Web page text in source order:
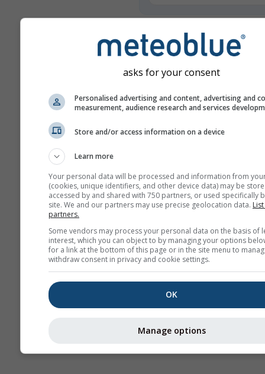
Још метеоролошких
година
asks for your consent
Personalised advertising and content, advertising and
measurement, audience research and services
Store and/or access information on a device
Learn more
Your personal data will be processed and information from
(cookies, unique identifiers, and other device data) may be
accessed by and shared with 750 partners, or used specifically
site. We and our partners may use precise geolocation data.
partners.
Some vendors may process your personal data on the basis of
interest, which you can object to by managing your options
for a link at the bottom of this page or in the site menu to
withdraw consent in privacy and cookie settings.
OK
Manage options